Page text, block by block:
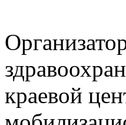
краевой